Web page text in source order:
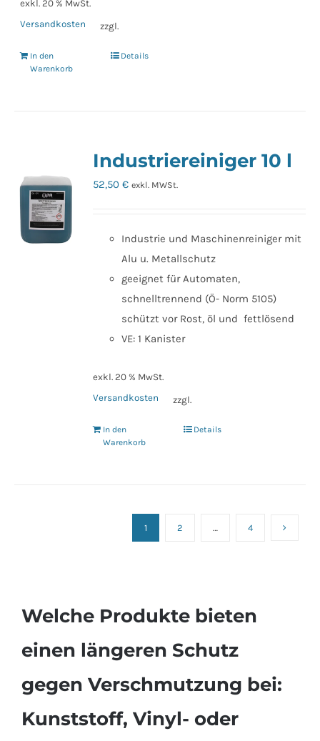
exkl. 20 % MwSt.
zzgl.
Versandkosten
In den
Warenkorb
Details
Industriereiniger 10 l
52,50€ exkl. MWSt.
Industrie und Maschinenreiniger mit
Alu u. Metallschutz
geeignet für Automaten,
schnelltrennend (Ö- Norm 5105)
schützt vor Rost, öl und fettlösend
VE: 1 Kanister
exkl. 20 % MwSt.
zzgl.
Versandkosten
In den
Warenkorb
Details
1 2 … 4
Welche Produkte bieten
einen längeren Schutz
gegen Verschmutzung bei:
Kunststoff, Vinyl- oder